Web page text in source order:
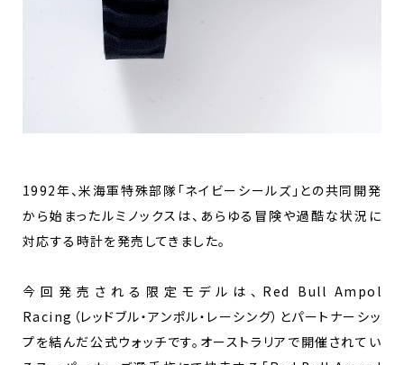
1992年、米海軍特殊部隊「ネイビーシールズ」との共同開発
から始まったルミノックスは、あらゆる冒険や過酷な状況に
対応する時計を発売してきました。
今回発売される限定モデルは、Red Bull Ampol
Racing（レッドブル・アンポル・レーシング）とパートナーシッ
プを結んだ公式ウォッチです。オーストラリアで開催されてい